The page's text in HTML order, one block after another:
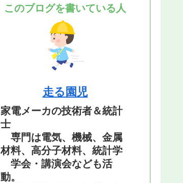
このブログを書いている人
走る園児
家電メーカの技術者＆統計
士
専門は電気、機械、金属
材料、高分子材料、統計学
学会・講演会なども活
動。